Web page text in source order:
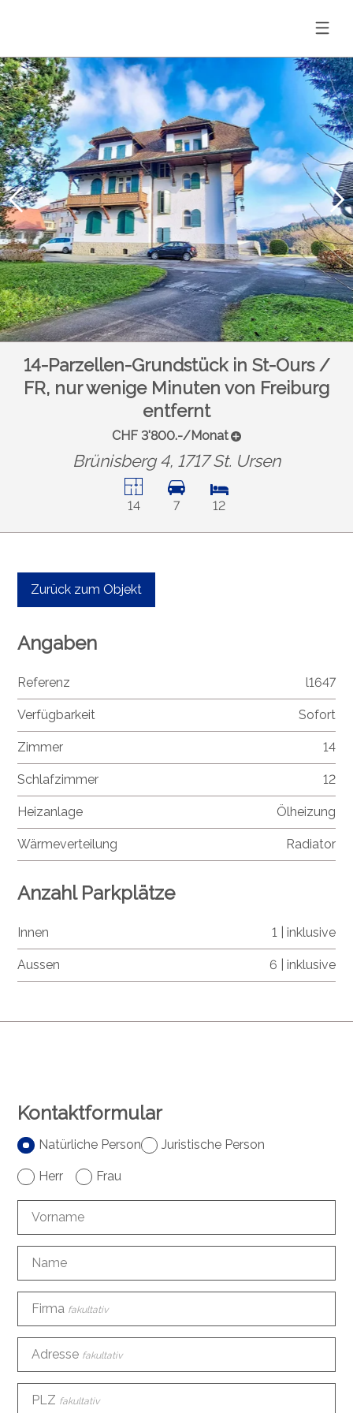
14-Parzellen-Grundstück in St-Ours /
FR, nur wenige Minuten von Freiburg
entfernt
CHF 3'800.-/Monat
Brünisberg 4, 1717 St. Ursen
14 7 12
Kontaktformular
Natürliche Person Juristische Person
Herr Frau
Vorname
Name
Firma fakultativ
Adresse fakultativ
PLZ fakultativ
Zurück zum Objekt
Angaben
Referenz l1647
Verfügbarkeit Sofort
Zimmer 14
Schlafzimmer 12
Heizanlage Ölheizung
Wärmeverteilung Radiator
Anzahl Parkplätze
Innen 1 | inklusive
Aussen 6 | inklusive